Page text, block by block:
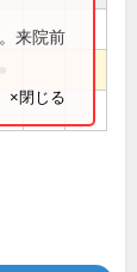
来院前
×閉じる